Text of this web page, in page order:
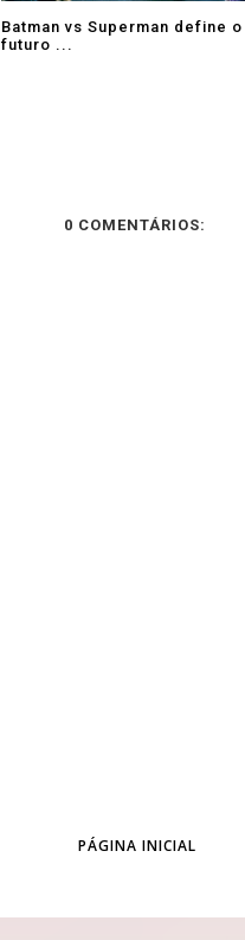
Batman vs Superman define o
futuro ...
0 COMENTÁRIOS:
PÁGINA INICIAL